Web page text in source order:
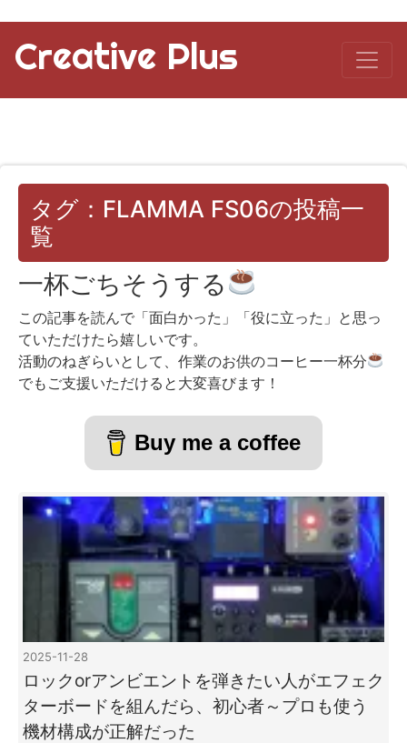
Creative Plus
タグ：FLAMMA FS06の投稿一
覧
一杯ごちそうする
この記事を読んで「面白かった」「役に立った」と思っ
ていただけたら嬉しいです。
活動のねぎらいとして、作業のお供のコーヒー一杯分
でもご支援いただけると大変喜びます！
Buy me a coffee
2025-11-28
ロックorアンビエントを弾きたい人がエフェク
ターボードを組んだら、初心者～プロも使う
機材構成が正解だった